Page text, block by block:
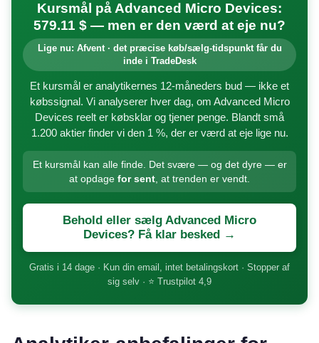
Kursmål på Advanced Micro Devices:
579.11 $ — men er den værd at eje nu?
Lige nu: Afvent · det præcise køb/sælg-tidspunkt får du
inde i TradeDesk
Et kursmål er analytikernes 12-måneders bud — ikke et
købssignal. Vi analyserer hver dag, om Advanced Micro
Devices reelt er købsklar og tjener penge. Blandt små
1.200 aktier finder vi den 1 %, der er værd at eje lige nu.
Et kursmål kan alle finde. Det svære — og det dyre — er
at opdage for sent, at trenden er vendt.
Behold eller sælg Advanced Micro
Devices? Få klar besked →
Gratis i 14 dage · Kun din email, intet betalingskort · Stopper af
sig selv · ⭐ Trustpilot 4,9